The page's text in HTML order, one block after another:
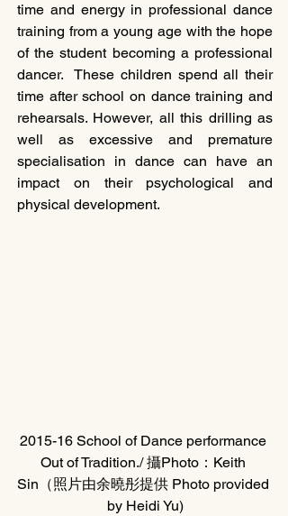
time and energy in professional dance
training from a young age with the hope
of the student becoming a professional
dancer.  These children spend all their
time after school on dance training and
rehearsals. However, all this drilling as
well as excessive and premature
specialisation in dance can have an
impact on their psychological and
physical development.
2015-16 School of Dance performance
Out of Tradition./ 攝Photo：Keith
Sin（照片由余曉彤提供 Photo provided
by Heidi Yu)